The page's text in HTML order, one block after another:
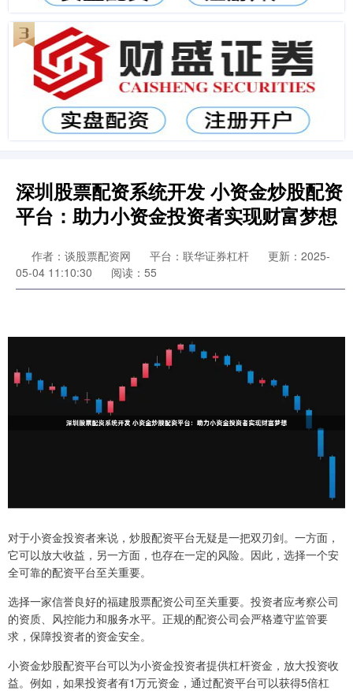
深圳股票配资系统开发 小资金炒股配资
平台：助力小资金投资者实现财富梦想
作者：谈股票配资网 平台：联华证券杠杆
更新：2025-
05-04 11:10:30
阅读：55
对于小资金投资者来说，炒股配资平台无疑是一把双刃剑。一方面，
它可以放大收益，另一方面，也存在一定的风险。因此，选择一个安
全可靠的配资平台至关重要。
选择一家信誉良好的福建股票配资公司至关重要。投资者应考察公司
的资质、风控能力和服务水平。正规的配资公司会严格遵守监管要
求，保障投资者的资金安全。
小资金炒股配资平台可以为小资金投资者提供杠杆资金，放大投资收
益。例如，如果投资者有1万元资金，通过配资平台可以获得5倍杠